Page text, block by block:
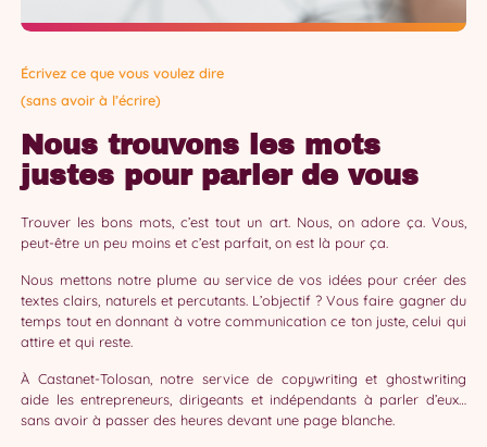
Écrivez ce que vous voulez dire
(sans avoir à l’écrire)
Nous trouvons les mots
justes pour parler de vous
Trouver les bons mots, c’est tout un art. Nous, on adore ça. Vous,
peut-être un peu moins et c’est parfait, on est là pour ça.
Nous mettons notre plume au service de vos idées pour créer des
textes clairs, naturels et percutants. L’objectif ? Vous faire gagner du
temps tout en donnant à votre communication ce ton juste, celui qui
attire et qui reste.
À Castanet-Tolosan, notre service de copywriting et ghostwriting
aide les entrepreneurs, dirigeants et indépendants à parler d’eux…
sans avoir à passer des heures devant une page blanche.